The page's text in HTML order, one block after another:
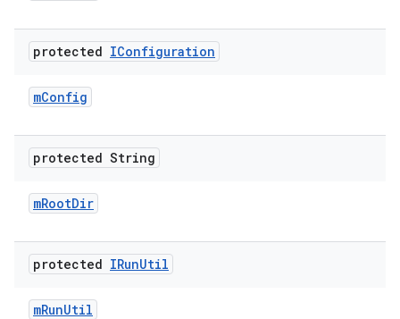
protected IConfiguration
mConfig
protected String
mRootDir
protected IRunUtil
mRunUtil